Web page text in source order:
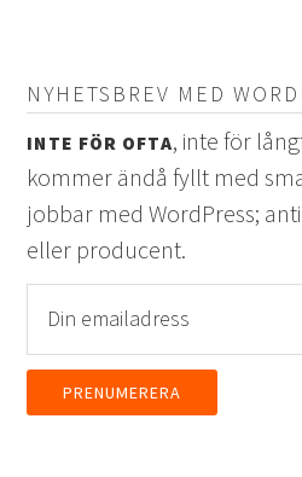
NYHETSBREV MED
INTE FÖR OFTA, inte för
kommer ändå fyllt med
jobbar med WordPress;
eller producent.